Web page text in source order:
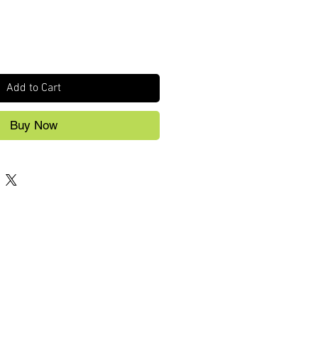
Add to Cart
Buy Now